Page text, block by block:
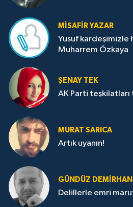
MISAFIR YAZAR
Yusuf kardeşimizle
Muharrem Özkaya
ŞENAY TEK
AK Parti
MURAT SARICA
Artık uyanın!
GÜNDÜZ DEMIRHAN
Delillerle emri